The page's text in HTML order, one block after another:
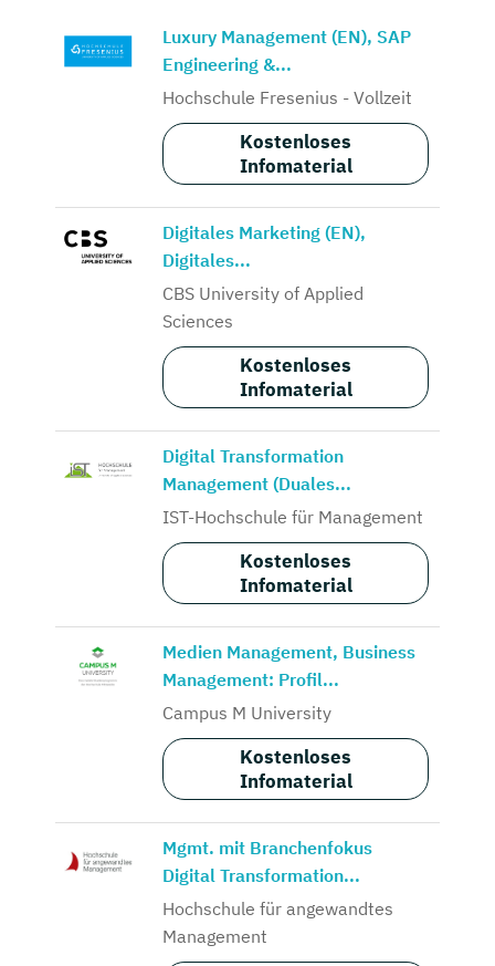
Luxury Management (EN), SAP
Engineering &...
Hochschule Fresenius - Vollzeit
Kostenloses
Infomaterial
Digitales Marketing (EN),
Digitales...
CBS University of Applied
Sciences
Kostenloses
Infomaterial
Digital Transformation
Management (Duales...
IST-Hochschule für Management
Kostenloses
Infomaterial
Medien Management, Business
Management: Profil...
Campus M University
Kostenloses
Infomaterial
Mgmt. mit Branchenfokus
Digital Transformation...
Hochschule für angewandtes
Management